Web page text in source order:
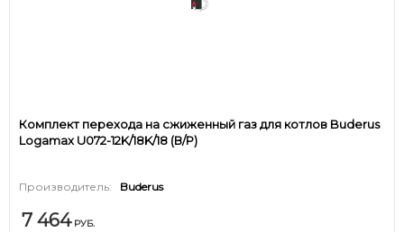
Комплект перехода на сжиженный газ для котлов Buderus
Logamax U072-12K/18K/18 (В/Р)
Производитель: Buderus
7 464 РУБ.